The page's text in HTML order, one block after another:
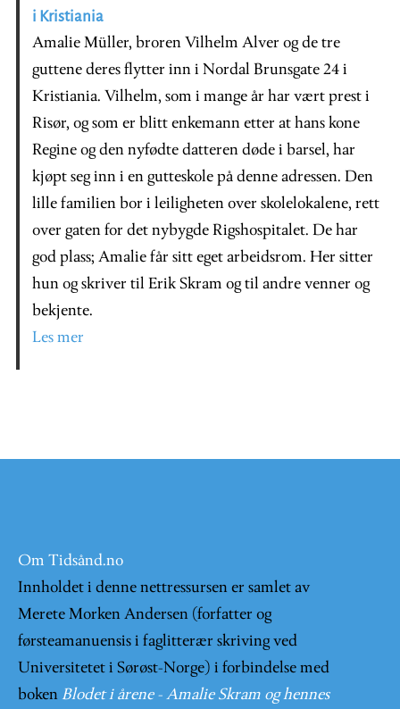
i Kristiania
Amalie Müller, broren Vilhelm Alver og de tre
guttene deres flytter inn i Nordal Brunsgate 24 i
Kristiania. Vilhelm, som i mange år har vært prest i
Risør, og som er blitt enkemann etter at hans kone
Regine og den nyfødte datteren døde i barsel, har
kjøpt seg inn i en gutteskole på denne adressen. Den
lille familien bor i leiligheten over skolelokalene, rett
over gaten for det nybygde Rigshospitalet. De har
god plass; Amalie får sitt eget arbeidsrom. Her sitter
hun og skriver til Erik Skram og til andre venner og
bekjente.
Les mer
Om Tidsånd.no
Innholdet i denne nettressursen er samlet av
Merete Morken Andersen (forfatter og
førsteamanuensis i faglitterær skriving ved
Universitetet i Sørøst-Norge) i forbindelse med
boken Blodet i årene - Amalie Skram og hennes